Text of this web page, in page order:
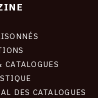
DES CATALOGUES